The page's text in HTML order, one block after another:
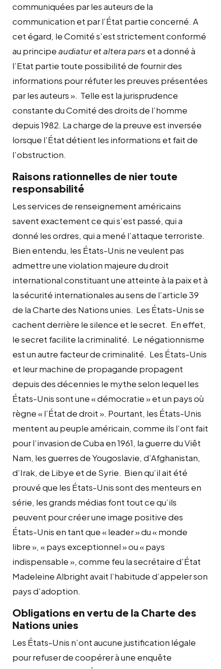
communiquées par les auteurs de la
communication et par l’État partie concerné. A
cet égard, le Comité s’est strictement conformé
au principeaudiatur et altera pars et a donné à
l’Etat partie toute possibilité de fournir des
informations pour réfuter les preuves présentées
par les auteurs ». Telle est la jurisprudence
constante du Comité des droits de l’homme
depuis 1982. La charge de la preuve est inversée
lorsque l’État détient les informations et fait de
l’obstruction.
Raisons rationnelles de nier toute
responsabilité
Les services de renseignement américains
savent exactement ce qui s’est passé, qui a
donné les ordres, qui a mené l’attaque terroriste.
Bien entendu, les États-Unis ne veulent pas
admettre une violation majeure du droit
international constituant une atteinte à la paix et à
la sécurité internationales au sens de l’article 39
de la Charte des Nations unies. Les États-Unis se
cachent derrière le silence et le secret. En effet,
le secret facilite la criminalité. Le négationnisme
est un autre facteur de criminalité. Les États-Unis
et leur machine de propagande propagent
depuis des décennies le mythe selon lequel les
États-Unis sont une « démocratie » et un pays où
règne « l’État de droit ». Pourtant, les États-Unis
mentent au peuple américain, comme ils l’ont fait
pour l’invasion de Cuba en 1961, la guerre du Viêt
Nam, les guerres de Yougoslavie, d’Afghanistan,
d’Irak, de Libye et de Syrie. Bien qu’il ait été
prouvé que les États-Unis sont des menteurs en
série, les grands médias font tout ce qu’ils
peuvent pour créer une image positive des
États-Unis en tant que « leader » du « monde
libre », « pays exceptionnel » ou « pays
indispensable », comme feu la secrétaire d’État
Madeleine Albright avait l’habitude d’appeler son
pays d’adoption.
Obligations en vertu de la Charte des
Nations unies
Les États-Unis n’ont aucune justification légale
pour refuser de coopérer à une enquête